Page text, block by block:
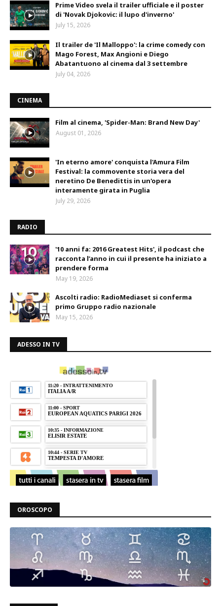
Prime Video svela il trailer ufficiale e il poster
di 'Novak Djokovic: il lupo d'inverno'
July 15, 2026
Il trailer de 'Il Malloppo': la crime comedy con
Mago Forest, Max Angioni e Diego
Abatantuono al cinema dal 3 settembre
July 04, 2026
CINEMA
Film al cinema, 'Spider-Man: Brand New Day'
August 01, 2026
'In eterno amore' conquista l'Amura Film
Festival: la commovente storia vera del
neretino De Benedittis in un'opera
interamente girata in Puglia
July 29, 2026
RADIO
'10 anni fa: 2016 Greatest Hits', il podcast che
racconta l’anno in cui il presente ha iniziato a
prendere forma
May 19, 2026
Ascolti radio: RadioMediaset si conferma
primo Gruppo radio nazionale
May 15, 2026
ADESSO IN TV
OROSCOPO